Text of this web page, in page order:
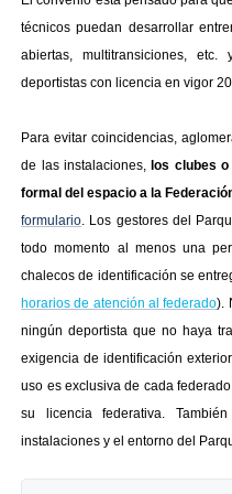
técnicos puedan desarrollar
abiertas, multitransiciones,
deportistas con licencia en vigor
Para evitar coincidencias,
de las instalaciones, los clubes
formal del espacio a la
formulario. Los gestores del
todo momento al menos una
chalecos de identificación se
horarios de atención al federado).
ningún deportista que no haya
exigencia de identificación
uso es exclusiva de cada
su licencia federativa.
instalaciones y el entorno del